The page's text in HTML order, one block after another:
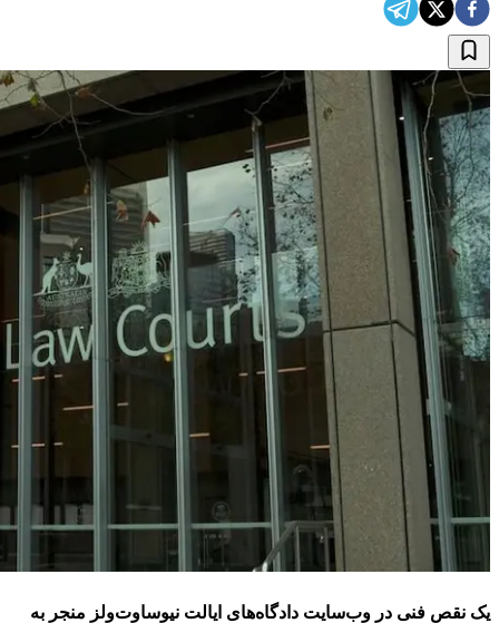
یک نقص فنی در وب‌سایت دادگاه‌های ایالت نیوساوت‌ولز منجر به